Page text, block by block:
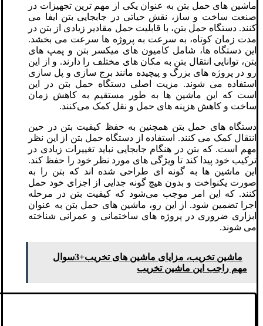
ماشین‌ های حمل بتن به عنوان یکی از مهم‌ ترین تجهیزات در
صنعت ساخت ‌و ساز، نقش حیاتی در جابجایی بتن ایفا می
‌کنند. دستگاه حمل بتن، با قابلیت حمل مقادیر زیادی از بتن در
مدت زمان کوتاه، به سرعت به پروژه‌ ها سرعت می ‌بخشد.
این دستگاه ‌ها، شامل کامیون ‌های میکسر بتن و پمپ‌ های
بتن، توانایی انتقال بتن به مکان ‌های مختلف را دارند. و از این
رو در پروژه‌ های بزرگ و پیچیده مانند برج‌ سازی و پل‌ سازی
استفاده می ‌شوند. مزیت اصلی دستگاه حمل بتن در این
است که این ماشین‌ ها به طور مستقیم به کاهش زمان
ساخت و کاهش هزینه‌ های حمل و نقل کمک می‌کنند.
دستگاه‌ های حمل بتن همچنین به حفظ کیفیت بتن در حین
انتقال کمک می‌ کنند. استفاده از دستگاه حمل بتن از این نظر
مهم است. که بتن در هنگام جابجایی نباید تغییرات زیادی در
ترکیب خود پیدا کند تا ویژگی‌ های مورد نظر خود را حفظ کند.
این ماشین ها به گونه ‌ای طراحی شده‌ اند که بتن را به
صورت یکنواخت و بدون هیچ ‌گونه جدایی از اجزای خود حمل
کنند. که این امر موجب می‌شود که کیفیت بتن در مرحله
اجرا تضمین شود. از این رو، ماشین‌ های حمل بتن به عنوان
ابزاری ضروری در پروژه‌ های ساختمانی و عمرانی شناخته
می‌ شوند.
ماشین تخریب، مزایای ماشین های تخریب+3سوال
مهم راجب این ماشین تخریب